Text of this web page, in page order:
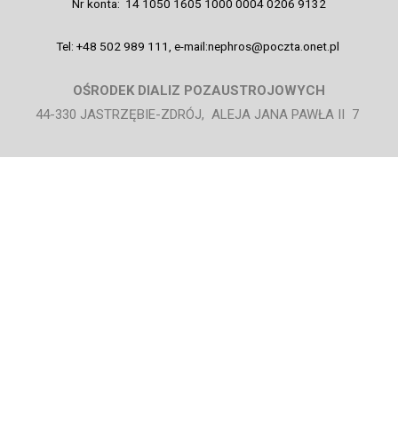
Nr konta: 14 1050 1605 1000 0004 0206 9132
Tel: +48 502 989 111, e-mail:nephros@poczta.onet.pl
OŚRODEK DIALIZ POZAUSTROJOWYCH
44-330 JASTRZĘBIE-ZDRÓJ, ALEJA JANA PAWŁA II 7